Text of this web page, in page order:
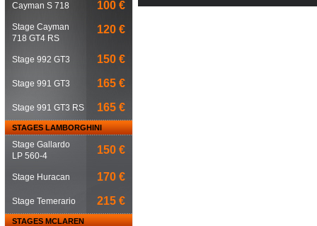
Cayman S 718 100 €
Stage Cayman
718 GT4 RS
120 €
Stage 992 GT3 150 €
Stage 991 GT3 165 €
Stage 991 GT3 RS 165 €
STAGES LAMBORGHINI
Stage Gallardo
LP 560-4
150 €
Stage Huracan 170 €
Stage Temerario 215 €
STAGES MCLAREN